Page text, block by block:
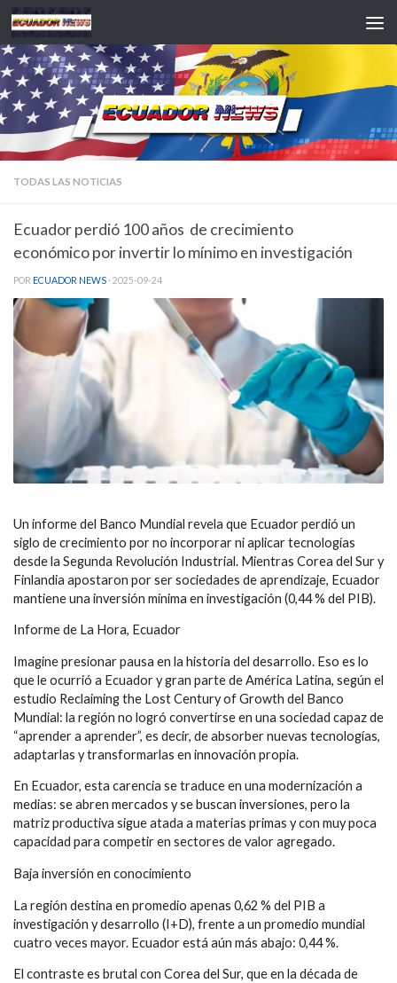
Saltar al contenido
TODAS LAS NOTICIAS
Ecuador perdió 100 años de crecimiento
económico por invertir lo mínimo en investigación
POR ECUADOR NEWS · 2025-09-24
Un informe del Banco Mundial revela que Ecuador perdió un
siglo de crecimiento por no incorporar ni aplicar tecnologías
desde la Segunda Revolución Industrial. Mientras Corea del Sur y
Finlandia apostaron por ser sociedades de aprendizaje, Ecuador
mantiene una inversión mínima en investigación (0,44 % del PIB).
Informe de La Hora, Ecuador
Imagine presionar pausa en la historia del desarrollo. Eso es lo
que le ocurrió a Ecuador y gran parte de América Latina, según el
estudio Reclaiming the Lost Century of Growth del Banco
Mundial: la región no logró convertirse en una sociedad capaz de
“aprender a aprender”, es decir, de absorber nuevas tecnologías,
adaptarlas y transformarlas en innovación propia.
En Ecuador, esta carencia se traduce en una modernización a
medias: se abren mercados y se buscan inversiones, pero la
matriz productiva sigue atada a materias primas y con muy poca
capacidad para competir en sectores de valor agregado.
Baja inversión en conocimiento
La región destina en promedio apenas 0,62 % del PIB a
investigación y desarrollo (I+D), frente a un promedio mundial
cuatro veces mayor. Ecuador está aún más abajo: 0,44 %.
El contraste es brutal con Corea del Sur, que en la década de